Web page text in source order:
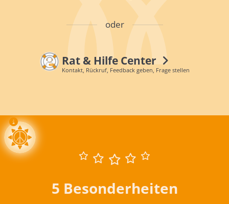
oder
Rat & Hilfe Center
Kontakt, Rückruf, Feedback geben, Frage stellen
5 Besonderheiten